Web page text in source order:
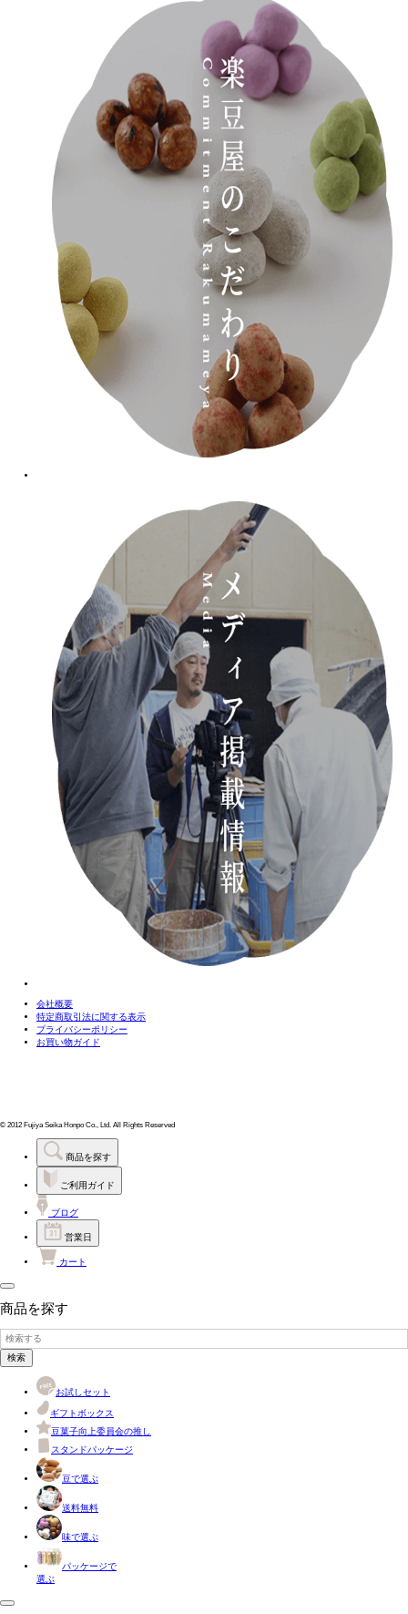
会社概要
特定商取引法に関する表示
プライバシーポリシー
お買い物ガイド
© 2012 Fujiya Seika Honpo Co., Ltd. All Rights Reserved
商品を探す
ご利用ガイド
ブログ
営業日
カート
商品を探す
検索
お試しセット
ギフトボックス
豆菓子向上委員会の推し
スタンドパッケージ
豆で選ぶ
送料無料
味で選ぶ
パッケージで
選ぶ